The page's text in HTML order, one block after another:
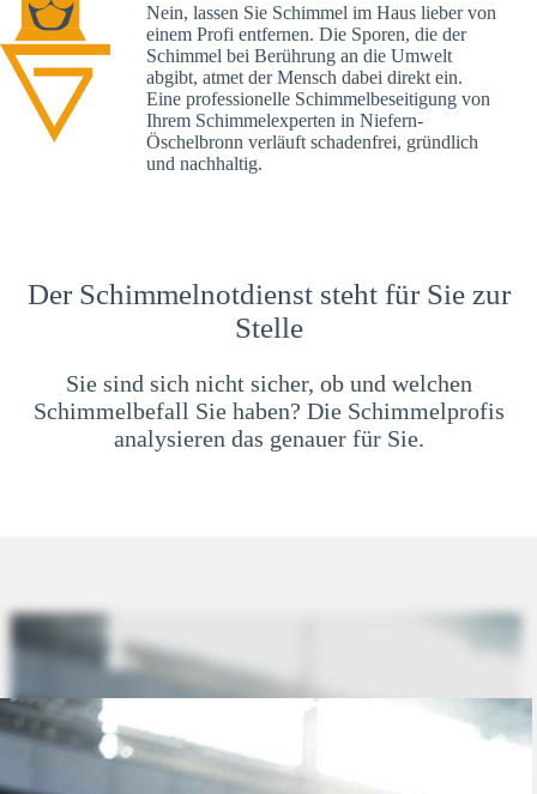
Nein, lassen Sie Schimmel im Haus lieber von
einem Profi entfernen. Die Sporen, die der
Schimmel bei Berührung an die Umwelt
abgibt, atmet der Mensch dabei direkt ein.
Eine professionelle Schimmelbeseitigung von
Ihrem Schimmelexperten in Niefern-
Öschelbronn verläuft schadenfrei, gründlich
und nachhaltig.
Der Schimmelnotdienst steht für Sie zur
Stelle
Sie sind sich nicht sicher, ob und welchen
Schimmelbefall Sie haben? Die Schimmelprofis
analysieren das genauer für Sie.